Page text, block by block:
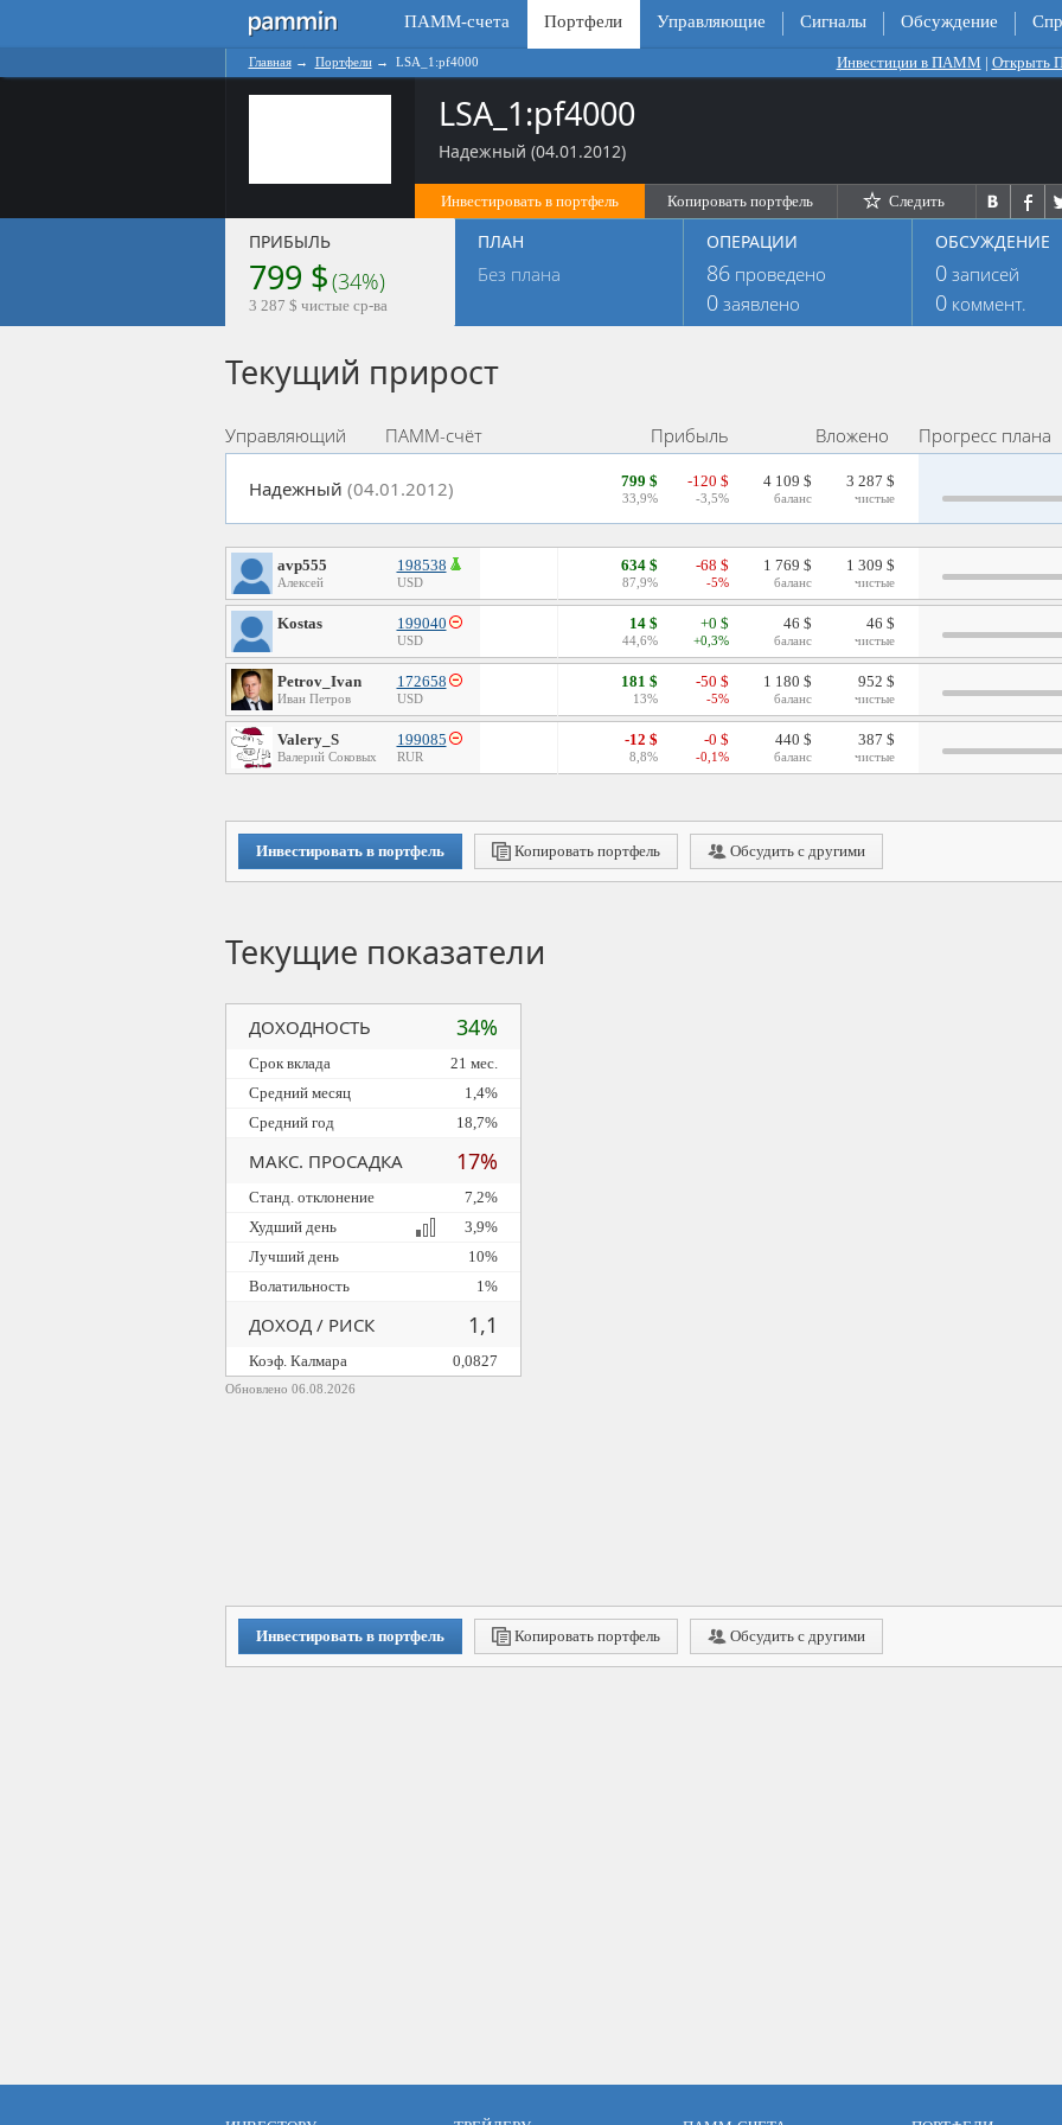
ПАММ-счета Портфели Управляющие Сигналы Обсуждение
Главная→ Портфели→ LSA_1:pf4000 Инвестиции в ПАММ |
LSA_1:pf4000
Надежный (04.01.2012)
Инвестировать в портфель Копировать портфель Следить
ПРИБЫЛЬ
799 $(34%)
3 287 $ чистые ср-ва
ПЛАН
Без плана
ОПЕРАЦИИ
86проведено
0заявлено
ОБСУЖДЕНИЕ
0записей
0коммент.
Текущий прирост
Управляющий ПАММ-счёт Прибыль Вложено Прогресс плана
Надежный (04.01.2012) 799 $
33,9%
-120 $
-3,5%
4 109 $
баланс
3 287 $
чистые
avp555
Алексей
198538
USD
634 $
87,9%
-68 $
-5%
1 769 $
баланс
1 309 $
чистые
Kostas 199040
USD
14 $
44,6%
+0 $
+0,3%
46 $
баланс
46 $
чистые
Petrov_Ivan
Иван Петров
172658
USD
181 $
13%
-50 $
-5%
1 180 $
баланс
952 $
чистые
Valery_S
Валерий Соковых
199085
RUR
-12 $
8,8%
-0 $
-0,1%
440 $
баланс
387 $
чистые
Инвестировать в портфель Копировать портфель Обсудить с другими
Текущие показатели
Обновлено 06.08.2026
ДОХОДНОСТЬ 34%
Срок вклада
21 мес.
Средний месяц
1,4%
Средний год
18,7%
МАКС. ПРОСАДКА 17%
Станд. отклонение
7,2%
Худший день
3,9%
Лучший день
10%
Волатильность
1%
ДОХОД / РИСК 1,1
Коэф. Калмара 0,0827
Инвестировать в портфель Копировать портфель Обсудить с другими